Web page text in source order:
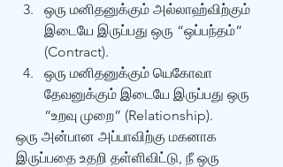
ஒரு மனிதனுக்கும் அல்லாஹ்விற்கும்
இடையே இருப்பது ஒரு “ஒப்பந்தம்”
(Contract).
ஒரு மனிதனுக்கும் யெகோவா
தேவனுக்கும் இடையே இருப்பது ஒரு
“உறவு முறை” (Relationship).
ஒரு அன்பான அப்பாவிற்கு மகனாக
இருப்பதை உதறி தள்ளிவிட்டு, நீ ஒரு